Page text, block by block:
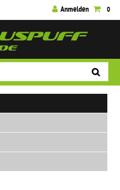
Anmelden 0